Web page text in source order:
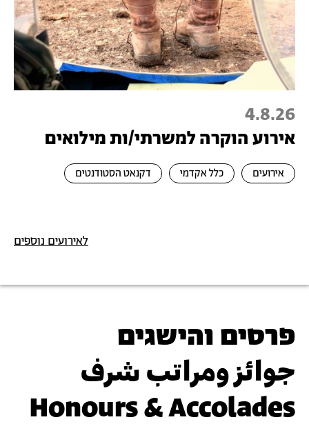
4.8.26
אירוע הוקרה למשרתי/ות מילואים
אירועים כלל אקדמי דקנאט הסטודנטים
לאירועים נוספים
פרסים והישגים
جوائز ومراتب شرف
Honours & Accolades